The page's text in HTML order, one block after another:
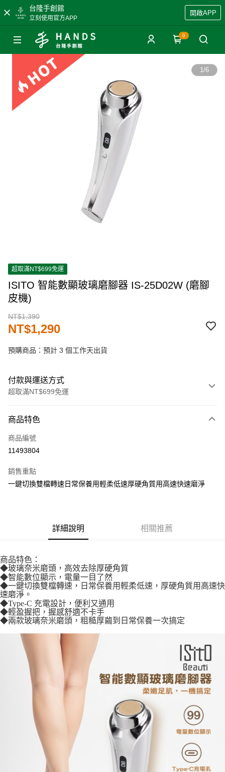
台隆手創館
立刻使用官方APP
開啟APP
0
1/6
超取滿NT$699免運
ISITO 智能數顯玻璃磨腳器 IS-25D02W (磨腳
皮機)
NT$1,390
NT$1,290
預購商品：預計 3 個工作天出貨
付款與運送方式
超取滿NT$699免運
信用卡一次付款
超商取貨付款
街口支付
AFTEE先享後付
【關於「AFTEE先享後付」】
AFTEE先享後付是「在收到商品之後才付款」的支付方式。 讓您購物簡單
便利好安心！
１．簡單：不需註冊會員、不需綁卡、不需儲值。
２．便利：只要手機號碼，簡訊認證，即可結帳。
３．安心：先確認商品／服務後，再付款。
【「AFTEE先享後付」結帳流程】
１．於結帳方式選擇「AFTEE先享後付」後，將跳轉至「AFTEE先享後付」
結帳頁面，進行簡訊認證並確認金額後，即可完成結帳。
２．訂單成立數日內，您將收到繳費通知簡訊。
３．收到繳費通知簡訊後14天內，點擊此簡訊中的連結，可透過四大超商／
ATM／網路銀行／等多元方式進行付款，方視為交易完成。
※ 請注意：結帳手續完成當下不需立刻繳費，但若您需要取消訂單，請聯絡
購買商品的店家。未經商家同意取消之訂單仍視為有效，需透過AFTEE先享
※ 交易是否成功請以「AFTEE先享後付 」之結帳頁面顯示為準，若有關於
是否繳費成功／繳費後需取消欲退款等相關疑問，請聯繫「AFTEE先享後付
客戶支援中心」
https://netprotections.freshdesk.com/support/home
【注意事項】
１．透過由恩沛科技股份有限公司提供之「AFTEE先享後付」服務完成之交
易，需依本服務之必要範圍內提供個人資料，並將交易相關給付款項請求債
權轉讓予恩沛科技股份有限公司。
ATM付款
運送方式
全家取貨付款
每筆NT$60，滿NT$699(含以上)免運費
付款後全家取貨
每筆NT$60，滿NT$699(含以上)免運費
7-11取貨付款
每筆NT$60，滿NT$699(含以上)免運費
付款後7-11取貨
每筆NT$60，滿NT$699(含以上)免運費
每筆NT$80，滿NT$1,000(含以上)免運費
商品特色
商品編號
11493804
銷售重點
一鍵切換雙檔轉速日常保養用輕柔低速厚硬角質用高速快速磨淨
詳細說明 相關推薦
商品特色：
◆玻璃奈米磨頭，高效去除厚硬角質
◆智能數位顯示，電量一目了然
◆一鍵切換雙檔轉速，日常保養用輕柔低速，厚硬角質用高速快
速磨淨。
◆Type-C 充電設計，便利又通用
◆輕盈握把，握感舒適不卡手
◆兩款玻璃奈米磨頭，粗糙厚繭到日常保養一次搞定